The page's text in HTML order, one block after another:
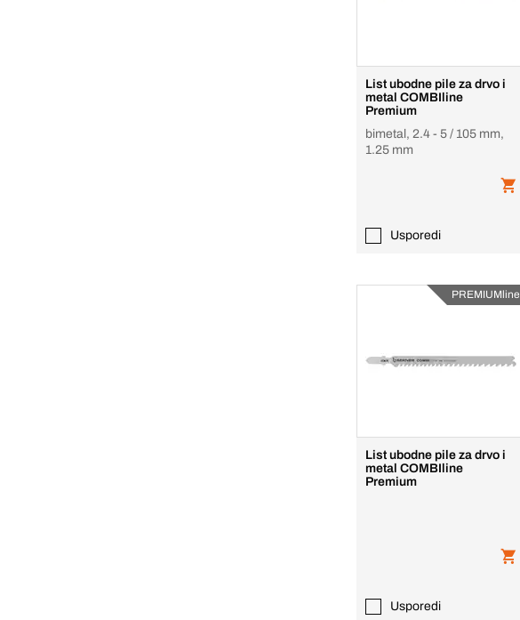
List ubodne pile za drvo i
metal COMBIline
Premium
bimetal, 2.4 - 5 / 105 mm,
1.25 mm
Usporedi
PREMIUMline
List ubodne pile za drvo i
metal COMBIline
Premium
Usporedi